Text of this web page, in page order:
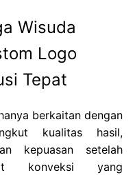
Wisuda
Logo
Tepat
berkaitan dengan
kualitas hasil,
kepuasan setelah
konveksi yang